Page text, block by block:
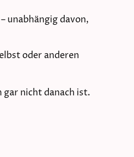
unabhängig davon,
oder anderen
gar nicht danach ist.